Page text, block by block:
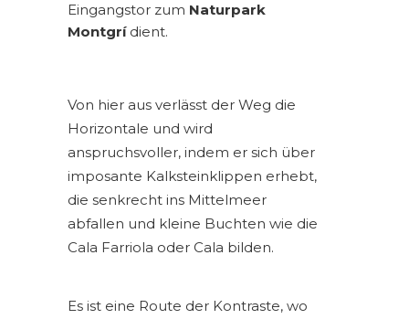
Eingangstor zum Naturpark
Montgrídient.
Von hier aus verlässt der Weg die
Horizontale und wird
anspruchsvoller, indem er sich über
imposante Kalksteinklippen erhebt,
die senkrecht ins Mittelmeer
abfallen und kleine Buchten wie die
Cala Farriola oder Cala bilden.
Es ist eine Route der Kontraste, wo